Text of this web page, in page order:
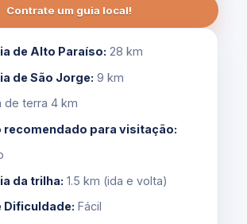
Contrate um guia local!
de Alto Paraíso: 28 km
de São Jorge: 9 km
de terra 4 km
recomendado para visitação:
da trilha: 1.5 km (ida e volta)
Dificuldade: Fácil